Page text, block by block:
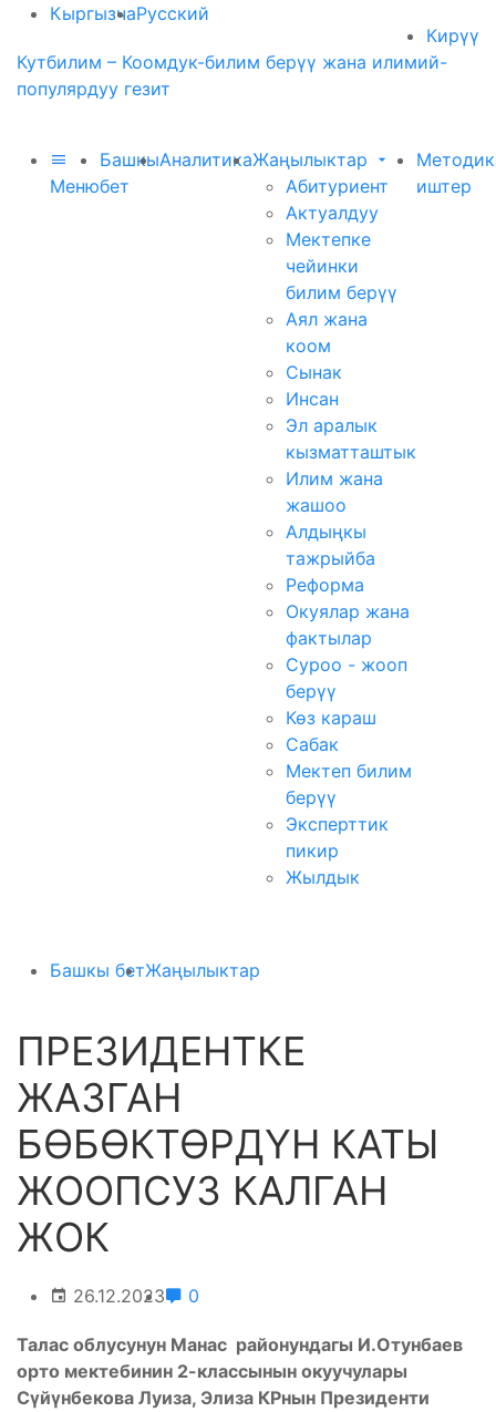
КыргызчаРусский
Кирүү
Кутбилим – Коомдук-билим берүү жана илимий-
популярдуу гезит
Меню
Башкы
бет
АналитикаЖаңылыктар
Абитуриент
Актуалдуу
Мектепке
чейинки
билим берүү
Аял жана
коом
Сынак
Инсан
Эл аралык
кызматташтык
Илим жана
жашоо
Алдыңкы
тажрыйба
Реформа
Окуялар жана
фактылар
Суроо - жооп
берүү
Көз караш
Сабак
Мектеп билим
берүү
Эксперттик
пикир
Жылдык
иштер
Башкы бетЖаңылыктар
ПРЕЗИДЕНТКЕ
ЖАЗГАН
БӨБӨКТӨРДҮН КАТЫ
ЖООПСУЗ КАЛГАН
ЖОК
26.12.2023 0
Талас облусунун Манас районундагы И.Отунбаев
орто мектебинин 2-классынын окуучулары
Сүйүнбекова Луиза, Элиза КРнын Президенти